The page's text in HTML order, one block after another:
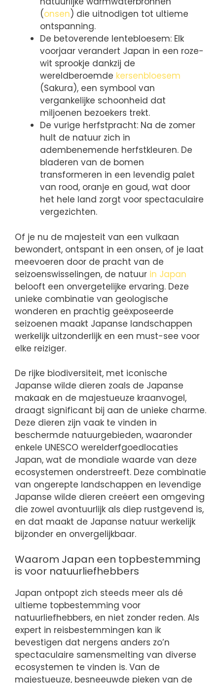
(onsen) die uitnodigen tot ultieme
ontspanning.
De betoverende lentebloesem: Elk
voorjaar verandert Japan in een roze-
wit sprookje dankzij de
wereldberoemde kersenbloesem
(Sakura), een symbool van
vergankelijke schoonheid dat
miljoenen bezoekers trekt.
De vurige herfstpracht: Na de zomer
hult de natuur zich in
adembenemende herfstkleuren. De
bladeren van de bomen
transformeren in een levendig palet
van rood, oranje en goud, wat door
het hele land zorgt voor spectaculaire
vergezichten.
Of je nu de majesteit van een vulkaan
bewondert, ontspant in een onsen, of je laat
meevoeren door de pracht van de
seizoenswisselingen, de natuur in Japan
belooft een onvergetelijke ervaring. Deze
unieke combinatie van geologische
wonderen en prachtig geëxposeerde
seizoenen maakt Japanse landschappen
werkelijk uitzonderlijk en een must-see voor
elke reiziger.
De rijke biodiversiteit, met iconische
Japanse wilde dieren zoals de Japanse
makaak en de majestueuze kraanvogel,
draagt significant bij aan de unieke charme.
Deze dieren zijn vaak te vinden in
beschermde natuurgebieden, waaronder
enkele UNESCO werelderfgoedlocaties
Japan, wat de mondiale waarde van deze
ecosystemen onderstreeft. Deze combinatie
van ongerepte landschappen en levendige
Japanse wilde dieren creëert een omgeving
die zowel avontuurlijk als diep rustgevend is,
en dat maakt de Japanse natuur werkelijk
bijzonder en onvergelijkbaar.
Waarom Japan een topbestemming
is voor natuurliefhebbers
Japan ontpopt zich steeds meer als dé
ultieme topbestemming voor
natuurliefhebbers, en niet zonder reden. Als
expert in reisbestemmingen kan ik
bevestigen dat nergens anders zo’n
spectaculaire samensmelting van diverse
ecosystemen te vinden is. Van de
majestueuze, besneeuwde pieken van de